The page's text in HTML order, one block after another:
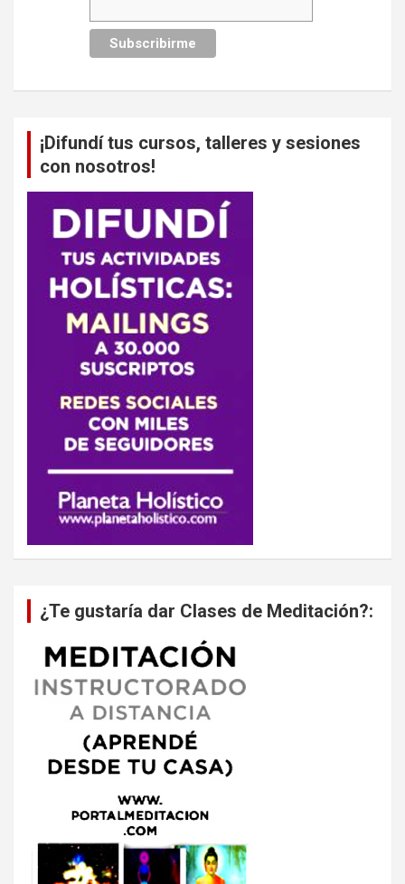
¡Difundí tus cursos, talleres y sesiones
con nosotros!
¿Te gustaría dar Clases de Meditación?: